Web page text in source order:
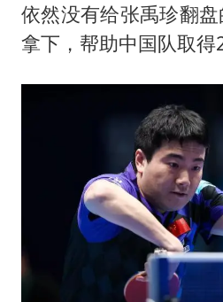
依然没有给张禹珍翻
拿下，帮助中国队取得